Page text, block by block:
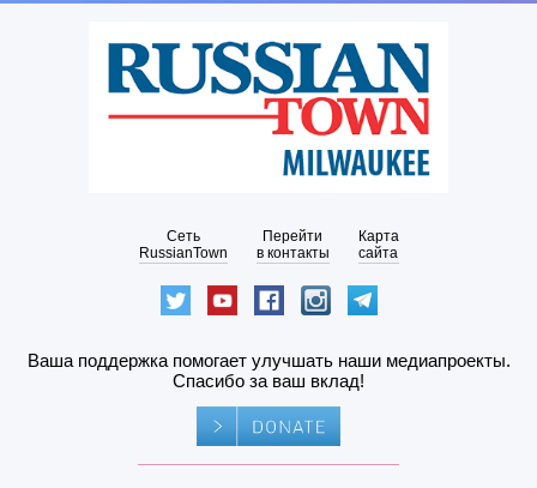
Сеть
RussianTown
Перейти
в контакты
Карта
сайта
Ваша поддержка помогает улучшать наши медиапроекты.
Спасибо за ваш вклад!